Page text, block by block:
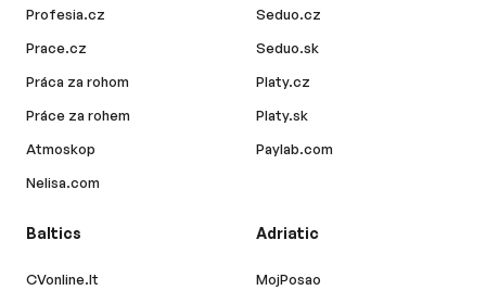
Profesia.cz
Prace.cz
Práca za rohom
Práce za rohem
Atmoskop
Nelisa.com
Seduo.cz
Seduo.sk
Platy.cz
Platy.sk
Paylab.com
Baltics
CVonline.lt
Adriatic
MojPosao